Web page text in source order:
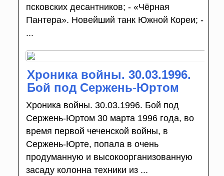
псковских десантников; - «Чёрная
Пантера». Новейший танк Южной Кореи; -
...
Хроника войны. 30.03.1996.
Бой под Сержень-Юртом
Хроника войны. 30.03.1996. Бой под
Сержень-Юртом 30 марта 1996 года, во
время первой чеченской войны, в
Сержень-Юрте, попала в очень
продуманную и высокоорганизованную
засаду колонна техники из ...